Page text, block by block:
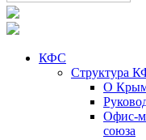
КФС
Структура
О
Офис-
союза